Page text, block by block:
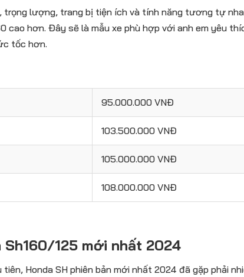
trọng lượng, trang bị tiện ích và tính năng tương tự
cao hơn. Đây sẽ là mẫu xe phù hợp với anh em yêu
tốc hơn.
95.000.000 VNĐ
103.500.000 VNĐ
105.000.000 VNĐ
108.000.000 VNĐ
125 mới nhất 2024
Honda SH phiên bản mới nhất 2024 đã gặp phải